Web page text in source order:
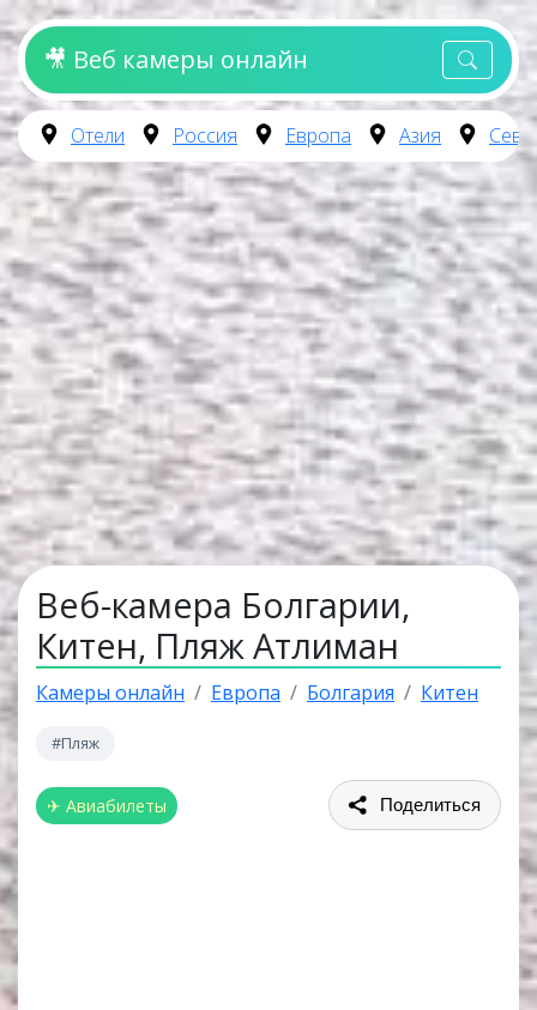
🎥 Веб камеры онлайн
Отели Россия Европа Азия
Веб-камера Болгарии,
Китен, Пляж Атлиман
Камеры онлайн Европа Болгария Китен
#Пляж
✈ Авиабилеты Поделиться